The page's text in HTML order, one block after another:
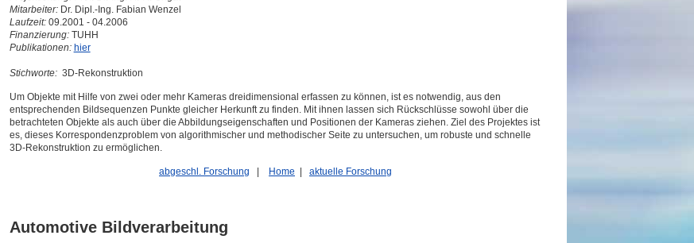
Mitarbeiter: Dr. Dipl.-Ing. Fabian Wenzel
Laufzeit: 09.2001 - 04.2006
Finanzierung: TUHH
Publikationen: hier
Stichworte: 3D-Rekonstruktion
Um Objekte mit Hilfe von zwei oder mehr Kameras dreidimensional erfassen zu können, ist es notwendig, aus den
entsprechenden Bildsequenzen Punkte gleicher Herkunft zu finden. Mit ihnen lassen sich Rückschlüsse sowohl über die
betrachteten Objekte als auch über die Abbildungseigenschaften und Positionen der Kameras ziehen. Ziel des Projektes ist
es, dieses Korrespondenzproblem von algorithmischer und methodischer Seite zu untersuchen, um robuste und schnelle
3D-Rekonstruktion zu ermöglichen.
abgeschl. Forschung Home aktuelle Forschung
Automotive Bildverarbeitung